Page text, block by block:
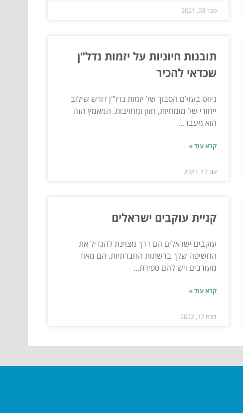
פבר 03, 2021
תובנות חיוניות על יזמות נדל"ן
שכדאי להכיר
ניווט בעולם הסבוך של יזמות נדל"ן דורש שילוב
ייחודי של מומחיות, חזון ומחויבות. המאמץ הזה
הוא מעבר...
קרא עוד »
אוג 17, 2023
קניית עוקבים ישראלים
עוקבים ישראלים הם דרך מצוינת להגדיל את
החשיפה שלך ברשתות החברתיות. הם מאוד
מעורבים ויש להם ספירת...
קרא עוד »
דצמ 17, 2022